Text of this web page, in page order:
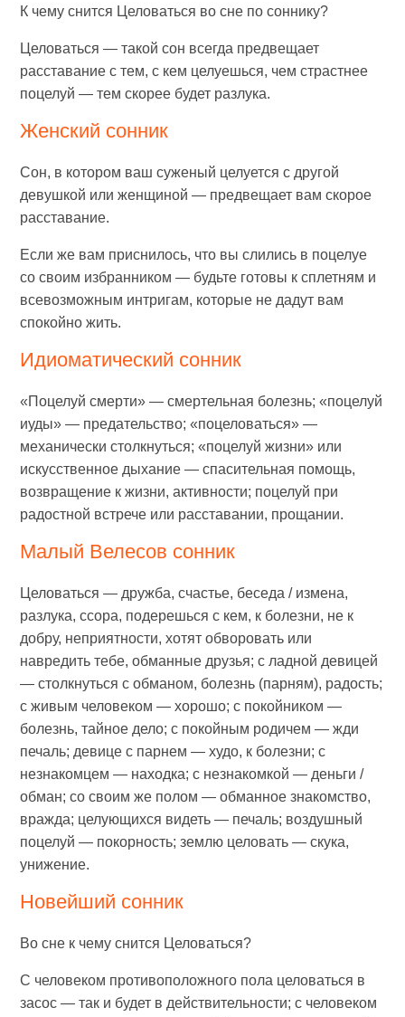
К чему снится Целоваться во сне по соннику?
Целоваться — такой сон всегда предвещает
расставание с тем, с кем целуешься, чем страстнее
поцелуй — тем скорее будет разлука.
Женский сонник
Сон, в котором ваш суженый целуется с другой
девушкой или женщиной — предвещает вам скорое
расставание.
Если же вам приснилось, что вы слились в поцелуе
со своим избранником — будьте готовы к сплетням и
всевозможным интригам, которые не дадут вам
спокойно жить.
Идиоматический сонник
«Поцелуй смерти» — смертельная болезнь; «поцелуй
иуды» — предательство; «поцеловаться» —
механически столкнуться; «поцелуй жизни» или
искусственное дыхание — спасительная помощь,
возвращение к жизни, активности; поцелуй при
радостной встрече или расставании, прощании.
Малый Велесов сонник
Целоваться — дружба, счастье, беседа / измена,
разлука, ссора, подерешься с кем, к болезни, не к
добру, неприятности, хотят обворовать или
навредить тебе, обманные друзья; с ладной девицей
— столкнуться с обманом, болезнь (парням), радость;
с живым человеком — хорошо; с покойником —
болезнь, тайное дело; с покойным родичем — жди
печаль; девице с парнем — худо, к болезни; с
незнакомцем — находка; с незнакомкой — деньги /
обман; со своим же полом — обманное знакомство,
вражда; целующихся видеть — печаль; воздушный
поцелуй — покорность; землю целовать — скука,
унижение.
Новейший сонник
Во сне к чему снится Целоваться?
С человеком противоположного пола целоваться в
засос — так и будет в действительности; с человеком